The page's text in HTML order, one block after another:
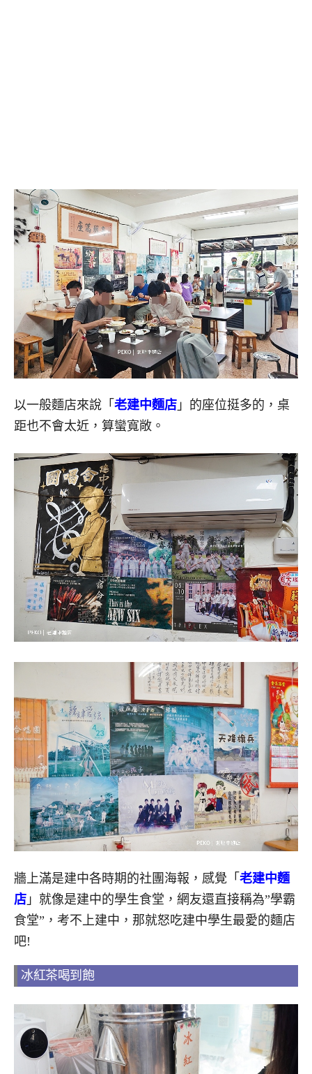
以一般麵店來說「 老建中麵店 」的座位挺多的，桌
距也不會太近，算蠻寬敞。
牆上滿是建中各時期的社團海報，感覺「 老建中麵
店 」就像是建中的學生食堂，網友還直接稱為”學霸
食堂”，考不上建中，那就怒吃建中學生最愛的麵店
吧!
冰紅茶喝到飽